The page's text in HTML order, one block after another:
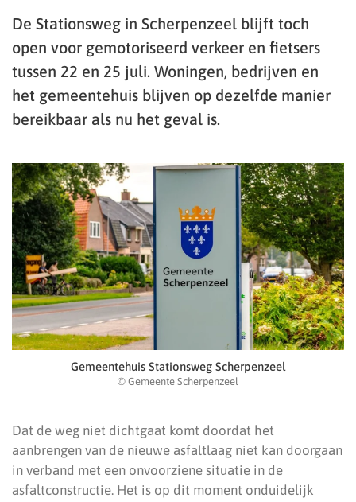
De Stationsweg in Scherpenzeel blijft toch
open voor gemotoriseerd verkeer en fietsers
tussen 22 en 25 juli. Woningen, bedrijven en
het gemeentehuis blijven op dezelfde manier
bereikbaar als nu het geval is.
Gemeentehuis Stationsweg Scherpenzeel
© Gemeente Scherpenzeel
Dat de weg niet dichtgaat komt doordat het
aanbrengen van de nieuwe asfaltlaag niet kan doorgaan
in verband met een onvoorziene situatie in de
asfaltconstructie. Het is op dit moment onduidelijk